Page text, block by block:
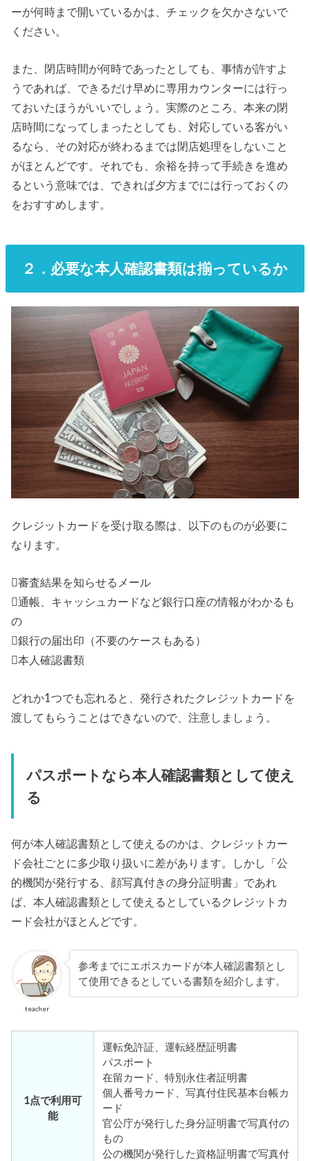
ーが何時まで開いているかは、チェックを欠かさないで
ください。
また、閉店時間が何時であったとしても、事情が許すよ
うであれば、できるだけ早めに専用カウンターには行っ
ておいたほうがいいでしょう。実際のところ、本来の閉
店時間になってしまったとしても、対応している客がい
るなら、その対応が終わるまでは閉店処理をしないこと
がほとんどです。それでも、余裕を持って手続きを進め
るという意味では、できれば夕方までには行っておくの
をおすすめします。
２．必要な本人確認書類は揃っているか
クレジットカードを受け取る際は、以下のものが必要に
なります。
審査結果を知らせるメール
通帳、キャッシュカードなど銀行口座の情報がわかるも
の
銀行の届出印（不要のケースもある）
本人確認書類
どれか1つでも忘れると、発行されたクレジットカードを
渡してもらうことはできないので、注意しましょう。
パスポートなら本人確認書類として使え
る
何が本人確認書類として使えるのかは、クレジットカー
ド会社ごとに多少取り扱いに差があります。しかし「公
的機関が発行する、顔写真付きの身分証明書」であれ
ば、本人確認書類として使えるとしているクレジットカ
ード会社がほとんどです。
teacher
参考までにエポスカードが本人確認書類とし
て使用できるとしている書類を紹介します。
1点で利用可
能
運転免許証、運転経歴証明書
パスポート
在留カード、特別永住者証明書
個人番号カード、写真付住民基本台帳カ
ード
官公庁が発行した身分証明書で写真付の
もの
公の機関が発行した資格証明書で写真付